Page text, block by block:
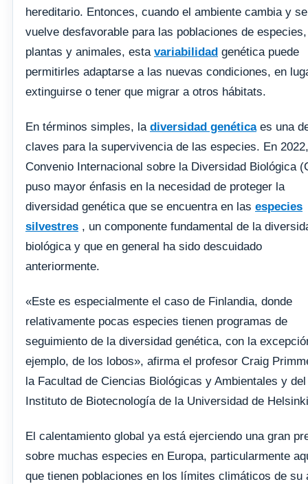
hereditario. Entonces, cuando el ambiente cambia y se
vuelve desfavorable para las poblaciones de
plantas y animales, esta variabilidad genética puede
permitirles adaptarse a las nuevas condiciones, en
extinguirse o tener que migrar a otros hábitats.
En términos simples, la diversidad genéticaes una
claves para la supervivencia de las especies. En
Convenio Internacional sobre la Diversidad Biológica
puso mayor énfasis en la necesidad de proteger la
diversidad genética que se encuentra en las especies
silvestres , un componente fundamental de la
biológica y que en general ha sido descuidado
anteriormente.
«Este es especialmente el caso de Finlandia, donde
relativamente pocas especies tienen programas de
seguimiento de la diversidad genética, con la
ejemplo, de los lobos», afirma el profesor Craig
la Facultad de Ciencias Biológicas y Ambientales y del
Instituto de Biotecnología de la Universidad de
El calentamiento global ya está ejerciendo una gran
sobre muchas especies en Europa, particularmente
que tienen poblaciones en los límites climáticos de su